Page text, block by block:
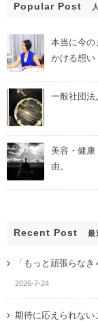
Popular Post
本当に今の
かける想い
一般社団法
美容・健
由。
Recent Post 最
「もっと頑張らな
2026-7-24
期待に応えられない